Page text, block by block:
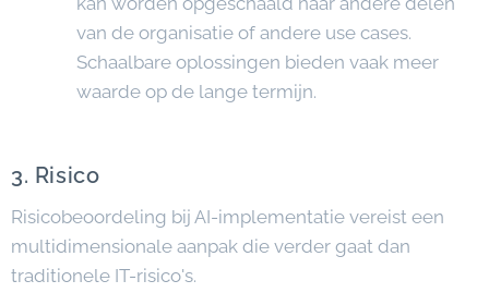
van de organisatie of andere use cases.
Schaalbare oplossingen bieden vaak meer
waarde op de lange termijn.
3. Risico
Risicobeoordeling bij AI-implementatie vereist een
multidimensionale aanpak die verder gaat dan
traditionele IT-risico's.